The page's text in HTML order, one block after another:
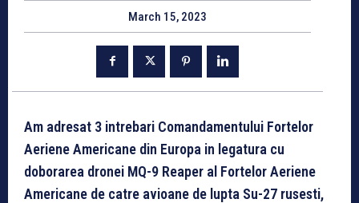
March 15, 2023
Am adresat 3 intrebari Comandamentului Fortelor
Aeriene Americane din Europa in legatura cu
doborarea dronei MQ-9 Reaper al Fortelor Aeriene
Americane de catre avioane de lupta Su-27 rusesti,